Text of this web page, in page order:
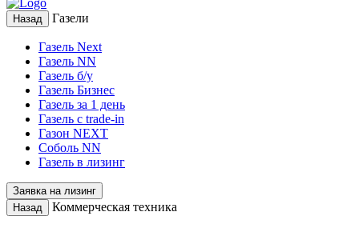
Назад Газели
Газель Next
Газель NN
Газель б/у
Газель Бизнес
Газель за 1 день
Газель с trade-in
Газон NEXT
Соболь NN
Газель в лизинг
Заявка на лизинг
Назад
Коммерческая техника